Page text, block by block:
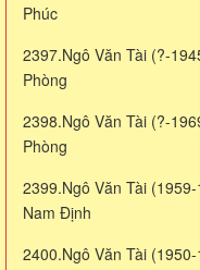
Phúc
2397.Ngô Văn Tài (?-
Phòng
2398.Ngô Văn Tài (?-
Phòng
2399.Ngô Văn Tài
Nam Định
2400.Ngô Văn Tài